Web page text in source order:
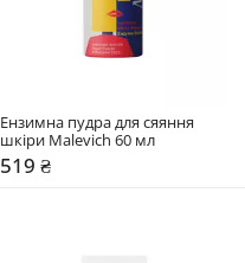
Ензимна пудра для сяяння
шкіри Malevich 60 мл
519 ₴